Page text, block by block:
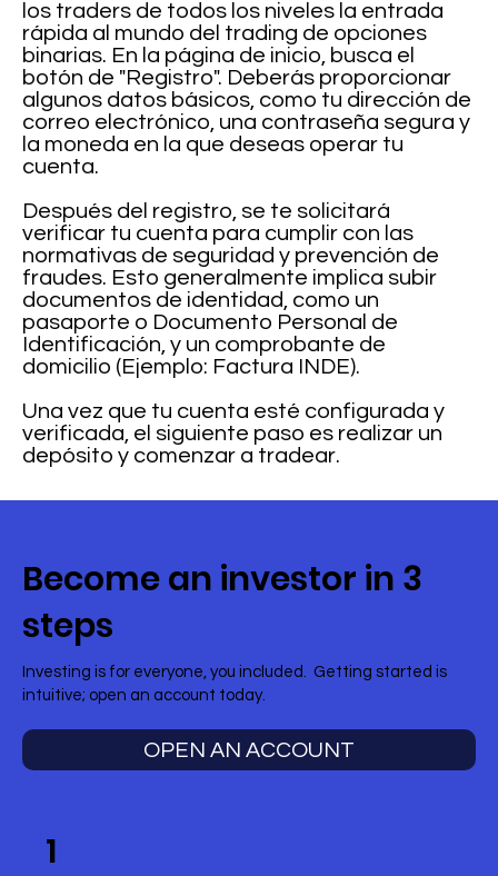
los traders de todos los niveles la entrada
rápida al mundo del trading de opciones
binarias. En la página de inicio, busca el
botón de "Registro". Deberás proporcionar
algunos datos básicos, como tu dirección de
correo electrónico, una contraseña segura y
la moneda en la que deseas operar tu
cuenta.
Después del registro, se te solicitará
verificar tu cuenta para cumplir con las
normativas de seguridad y prevención de
fraudes. Esto generalmente implica subir
documentos de identidad, como un
pasaporte o Documento Personal de
Identificación, y un comprobante de
domicilio (Ejemplo: Factura INDE).
Una vez que tu cuenta esté configurada y
verificada, el siguiente paso es realizar un
depósito y comenzar a tradear.
Become an investor in 3
steps
Investing is for everyone, you included. Getting started is
intuitive; open an account today.
OPEN AN ACCOUNT
1